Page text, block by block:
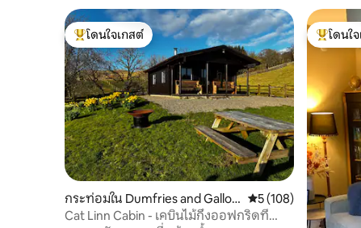
โดนใจเกสต์ที่สุด
โดนใจเกสต์
กระท่อมใน Dumfries and Gallow
ay
คะแนนเฉลี่ย 5 จาก 5,
5 (108)
Cat Linn Cabin - เคบินไม้กึ่งออฟกริดที่
โดนใจเ
โดนใ